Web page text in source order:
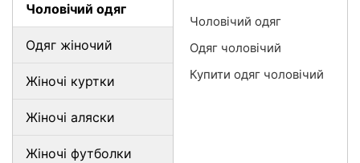
Чоловічий одяг
Одяг жіночий
Жіночі куртки
Жіночі аляски
Жіночі футболки
Чоловічий одяг
Одяг чоловічий
Купити одяг чоловічий